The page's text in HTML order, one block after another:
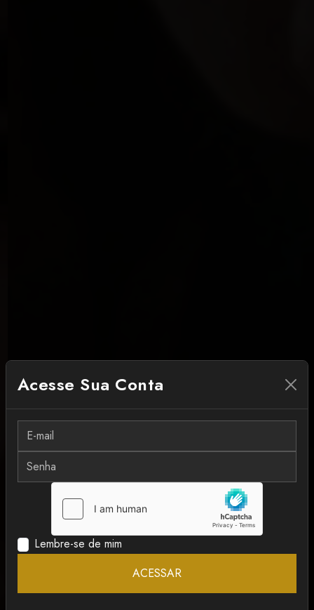
MAIS RECENTE
ANCAPSU
Acesse Sua Conta
Lembre-se de mim
ACESSAR